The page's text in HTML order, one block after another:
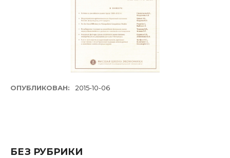
ОПУБЛИКОВАН: 2015-10-06
БЕЗ РУБРИКИ